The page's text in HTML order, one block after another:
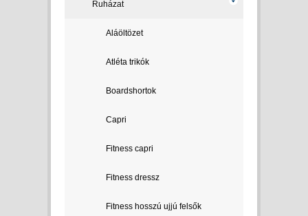
Ruházat
Aláöltözet
Atléta trikók
Boardshortok
Capri
Fitness capri
Fitness dressz
Fitness hosszú ujjú felsők